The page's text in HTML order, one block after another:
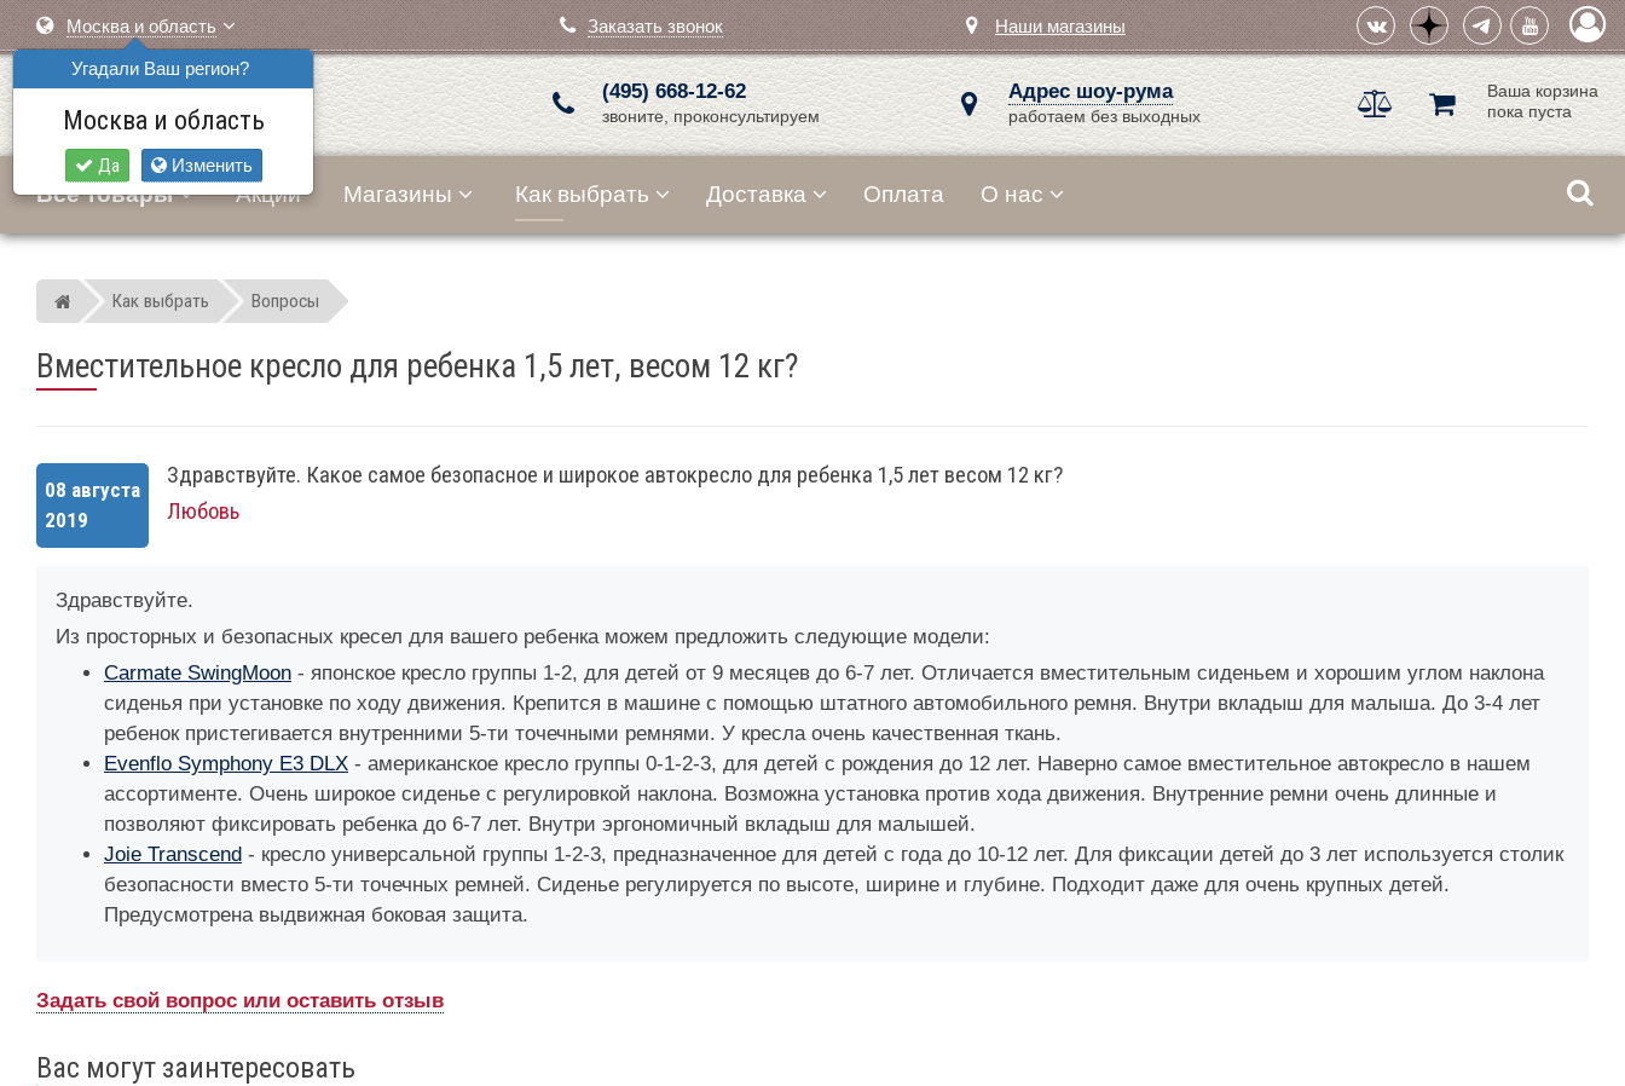
Москва и область
Угадали Ваш регион?
Москва и область
Да Изменить
Заказать звонок Наши магазины
(495) 668-12-62
звоните, проконсультируем
Адрес шоу-рума
работаем без выходных
Ваша корзина
пока пуста
Все товары Акции Магазины Как выбрать Доставка Оплата О нас
Мир детских автокресел
Как выбрать Вопросы
Вместительное кресло для ребенка 1,5 лет, весом 12 кг?
08 августа
2019
Здравствуйте. Какое самое безопасное и широкое автокресло для ребенка 1,5 лет весом 12 кг?
Любовь
Здравствуйте.
Из просторных и безопасных кресел для вашего ребенка можем предложить следующие модели:
Carmate SwingMoon - японское кресло группы 1-2, для детей от 9 месяцев до 6-7 лет. Отличается вместительным сиденьем и хорошим углом наклона
сиденья при установке по ходу движения. Крепится в машине с помощью штатного автомобильного ремня. Внутри вкладыш для малыша. До 3-4 лет
ребенок пристегивается внутренними 5-ти точечными ремнями. У кресла очень качественная ткань.
Evenflo Symphony E3 DLX - американское кресло группы 0-1-2-3, для детей с рождения до 12 лет. Наверно самое вместительное автокресло в нашем
ассортименте. Очень широкое сиденье с регулировкой наклона. Возможна установка против хода движения. Внутренние ремни очень длинные и
позволяют фиксировать ребенка до 6-7 лет. Внутри эргономичный вкладыш для малышей.
Joie Transcend - кресло универсальной группы 1-2-3, предназначенное для детей с года до 10-12 лет. Для фиксации детей до 3 лет используется столик
безопасности вместо 5-ти точечных ремней. Сиденье регулируется по высоте, ширине и глубине. Подходит даже для очень крупных детей.
Предусмотрена выдвижная боковая защита.
Задать свой вопрос или оставить отзыв
Вас могут заинтересовать